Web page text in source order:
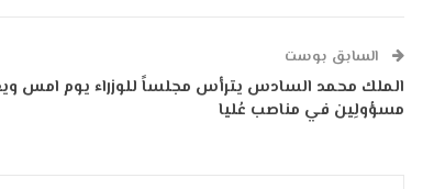
السابق بوست
الملك محمد السادس يترأس مجلساً للوزراء يوم امس
مسؤولِين في مناصب عُليا